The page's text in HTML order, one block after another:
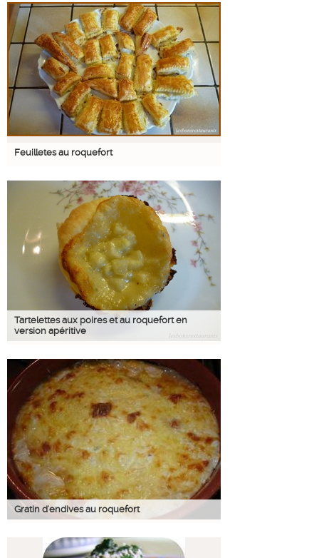
Feuilletes au roquefort
Tartelettes aux poires et au roquefort en
version apéritive
Gratin d'endives au roquefort